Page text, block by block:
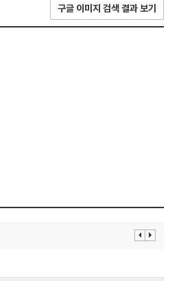
구글 이미지 검색 결과 보기
이 다